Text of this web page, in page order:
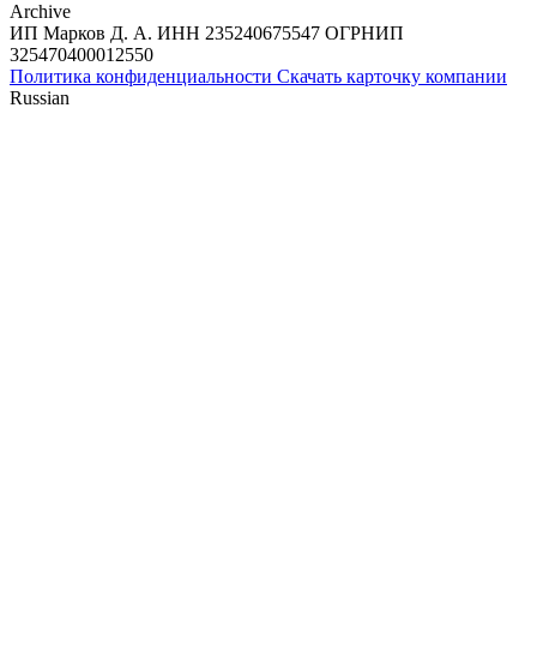
Archive
ИП Марков Д. А. ИНН 235240675547 ОГРНИП
325470400012550
Политика конфиденциальности Скачать карточку компании
Russian